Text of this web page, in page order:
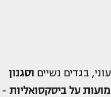
בגדים נשיים וסגנון
על ביסקסואליות -